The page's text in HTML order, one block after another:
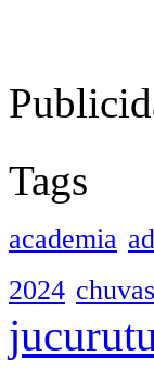
Tags
academia
2024 chuvas